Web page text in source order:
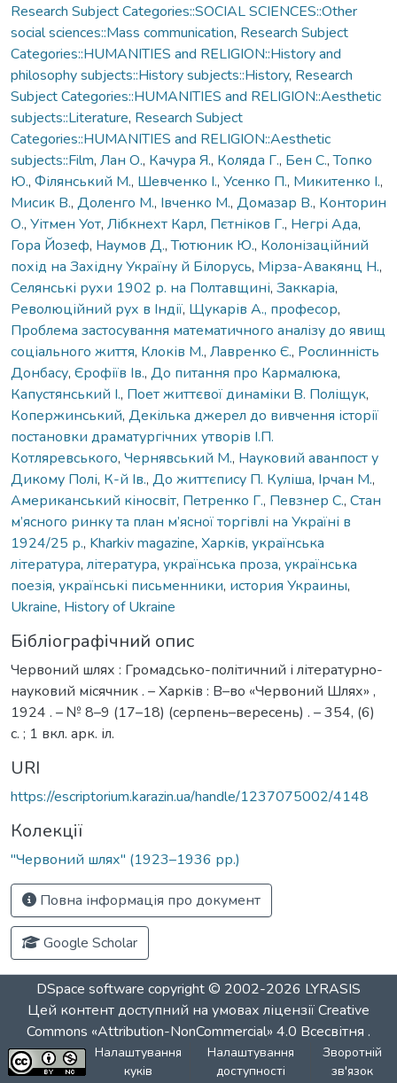
Research Subject Categories::SOCIAL SCIENCES::Other
social sciences::Mass communication, Research Subject
Categories::HUMANITIES and RELIGION::History and
philosophy subjects::History subjects::History, Research
Subject Categories::HUMANITIES and RELIGION::Aesthetic
subjects::Literature, Research Subject
Categories::HUMANITIES and RELIGION::Aesthetic
subjects::Film, Лан О., Качура Я., Коляда Г., Бен С.,Топко
Ю., Філянський М., Шевченко І., Усенко П., Микитенко І.,
Мисик В., Доленго М., Івченко М., Домазар В., Конторин
О., Уітмен Уот, Лібкнехт Карл, Пєтніков Г., Негрі Ада,
Гора Йозеф, Наумов Д.,Тютюник Ю., Колонізаційний
похід на Західну Україну й Білорусь, Мірза-Авакянц Н.,
Селянські рухи 1902 р. на Полтавщині, Заккаріа,
Революційний рух в Індії, Щукарів А., професор,
Проблема застосування математичного аналізу до явищ
соціального життя, Клоків М., Лавренко Є., Рослинність
Донбасу, Єрофіїв Ів., До питання про Кармалюка,
Капустянський І., Поет життєвої динаміки В. Поліщук,
Копержинський, Декілька джерел до вивчення історії
постановки драматургічних утворів І.П.
Котляревського, Чернявський М., Науковий аванпост у
Дикому Полі, К-й Ів., До життєпису П. Куліша, Ірчан М.,
Американський кіносвіт, Петренко Г., Певзнер С., Стан
м’ясного ринку та план м’ясної торгівлі на Україні в
1924/25 р., Kharkiv magazine, Харків, українська
література, література, українська проза, українська
поезія, українські письменники, история Украины,
Ukraine, History of Ukraine
Бібліографічний опис
Червоний шлях : Громадсько-політичний і літературно-
науковий місячник . – Харків : В–во «Червоний Шлях» ,
1924 . – № 8–9 (17–18) (серпень–вересень) . – 354, (6)
с. ; 1 вкл. арк. іл.
URI
https://escriptorium.karazin.ua/handle/1237075002/4148
Колекції
"Червоний шлях" (1923–1936 рр.)
Повна інформація про документ
Google Scholar
DSpace software copyright © 2002-2026 LYRASIS
Цей контент доступний на умовах ліцензіїCreative
Commons «Attribution-NonCommercial» 4.0 Всесвітня .
Налаштування
куків
Налаштування
доступності
Зворотній
зв'язок